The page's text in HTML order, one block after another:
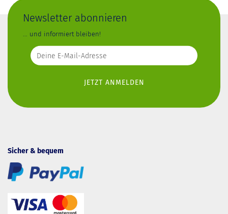
Newsletter abonnieren
... und informiert bleiben!
Sicher & bequem